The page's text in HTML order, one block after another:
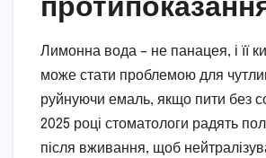
Лимонна вода – не панацея, і її
може стати проблемою для
руйнуючи емаль, якщо пити без
2025 році стоматологи радять
після вживання, щоб